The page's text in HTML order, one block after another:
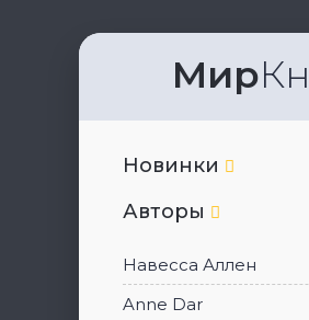
Мир
Новинки
Авторы
Навесса Аллен
Anne Dar